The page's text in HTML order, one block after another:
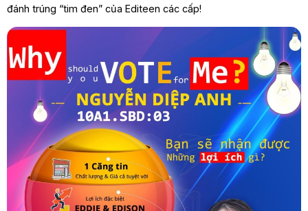
đánh trúng “tim đen” của Editeen các cấp!